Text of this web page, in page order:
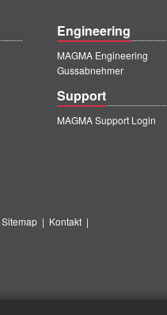
Engineering
MAGMA Engineering
Gussabnehmer
Support
MAGMA Support Login
Sitemap | Kontakt |